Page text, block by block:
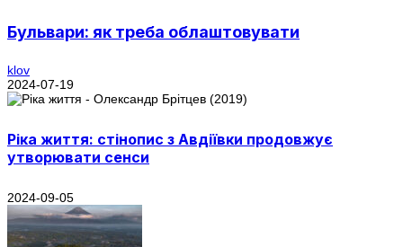
Бульвари: як треба облаштовувати
klov
2024-07-19
Ріка життя: стінопис з Авдіївки продовжує
утворювати сенси
2024-09-05